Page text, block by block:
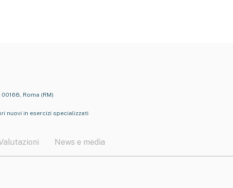
00168, Roma (RM)
nuovi in esercizi specializzati
News e media